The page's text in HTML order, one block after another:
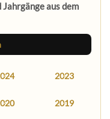
aus dem
2023
2019